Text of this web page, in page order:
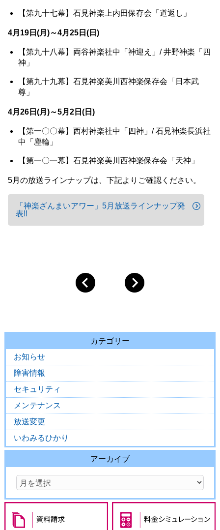
【第九十七幕】石見神楽上内田保存会「道返し」
4月19日(月)～4月25日(日)
【第九十八幕】両谷神楽社中「神迎え」/ 井野神楽「四
神」
【第九十九幕】石見神楽美川西神楽保存会「日本武
尊」
4月26日(月)～5月2日(日)
【第一〇〇幕】西村神楽社中「四神」/ 石見神楽長浜社
中「塵輪」
【第一〇一幕】石見神楽美川西神楽保存会「天神」
5月の放送ラインナップは、下記よりご確認ください。
「神楽ざんまいアワー」5月放送ラインナップ発
表!!
カテゴリー
お知らせ
障害情報
セキュリティ
メンテナンス
放送変更
いわみるひかり
アーカイブ